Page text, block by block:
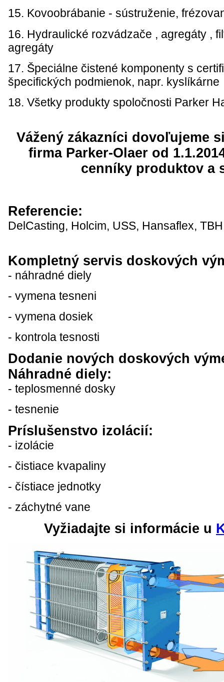
15. Kovoobrábanie - sústruženie,
16. Hydraulické rozvádzače , agregáty ,
agregáty
17. Špeciálne čistené komponenty s
špecifických podmienok, napr. kyslíkárne
18. Všetky produkty spoločnosti Parker
Vážený zákazníci dovoľujeme
firma Parker-Olaer od
cenníky produktov a
Referencie:
DelCasting, Holcim, USS, Hansaflex, TBH
Kompletný servis doskových
- náhradné diely
- vymena tesneni
- vymena dosiek
- kontrola tesnosti
Dodanie nových doskových
Náhradné diely:
- teplosmenné dosky
- tesnenie
Príslušenstvo izolácií:
- izolácie
- čistiace kvapaliny
- čístiace jednotky
- záchytné vane
Vyžiadajte si informácie u